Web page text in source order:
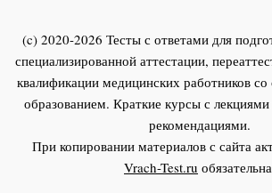
(c) 2020-2026 Тесты с ответами для
специализированной аттестации,
квалификации медицинских работников
образованием. Краткие курсы с лекциями
рекомендациями.
При копировании материалов с сайта
Vrach-Test.ru